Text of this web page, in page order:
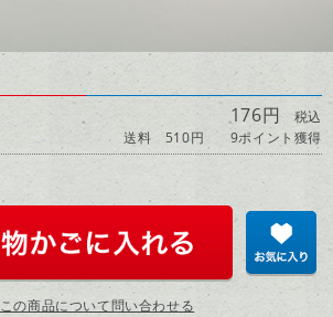
176円 税込
送料 510円
9ポイント獲得
この商品について問い合わせる